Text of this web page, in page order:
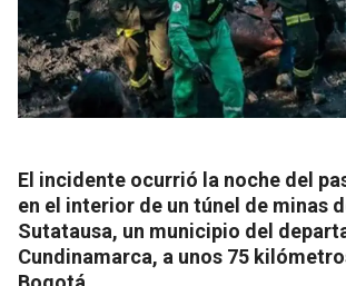
El incidente ocurrió la noche del
en el interior de un túnel de minas
Sutatausa, un municipio del
Cundinamarca, a unos 75